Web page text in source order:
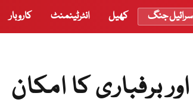
جنگ کھیل انٹرٹینمنٹ کاروبار
کا امکان